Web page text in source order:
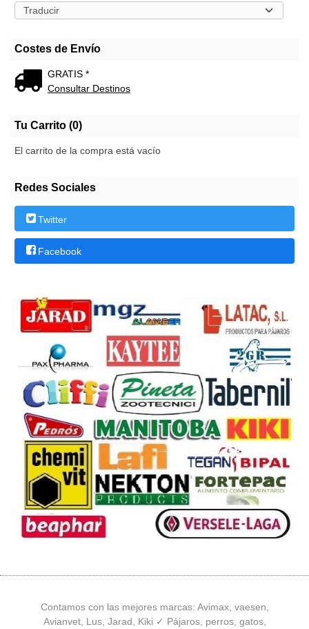
Costes de Envío
GRATIS *
Consultar Destinos
Tu Carrito (0)
El carrito de la compra está vacío
Redes Sociales
Twitter
Facebook
Contamos con las mejores marcas: Avimax, vaesen,
Avianvet, Lus, Jarad, Kiki ✓ Pájaros, perros, gatos,